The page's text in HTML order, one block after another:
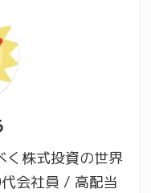
く株式投資の世界
会社員 / 高配当